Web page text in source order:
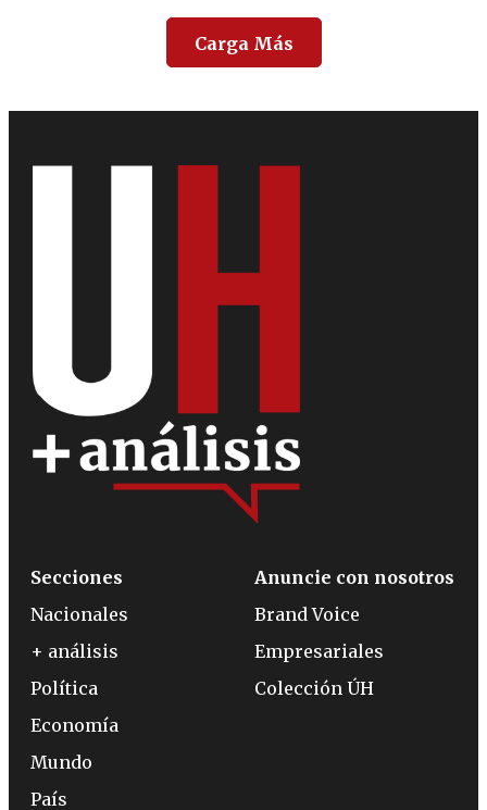
Carga Más
Secciones
Nacionales
+ análisis
Política
Economía
Mundo
País
Anuncie con nosotros
Brand Voice
Empresariales
Colección ÚH